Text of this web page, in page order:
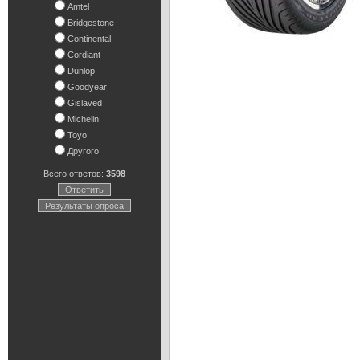
Amtel
Bridgestone
Continental
Cordiant
Dunlop
Goodyear
Gislaved
Michelin
Toyo
Другого
Всего ответов: 3598
Ответить
Результаты опроса